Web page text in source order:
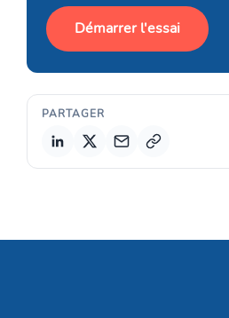
Démarrer l'essai
PARTAGER
Copier le lien